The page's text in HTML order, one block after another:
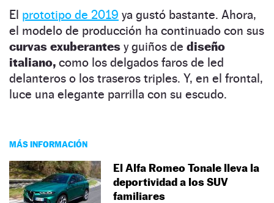
El prototipo de 2019 ya gustó bastante. Ahora,
el modelo de producción ha continuado con sus
curvas exuberantes y guiños de diseño
italiano, como los delgados faros de led
delanteros o los traseros triples. Y, en el frontal,
luce una elegante parrilla con su escudo.
MÁS INFORMACIÓN
El Alfa Romeo Tonale lleva la
deportividad a los SUV
familiares